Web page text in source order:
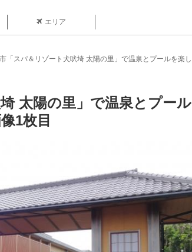
エリア
「スパ＆リゾート犬吠埼 太陽の里」で温泉とプールを楽
太陽の里」で温泉とプー
1枚目